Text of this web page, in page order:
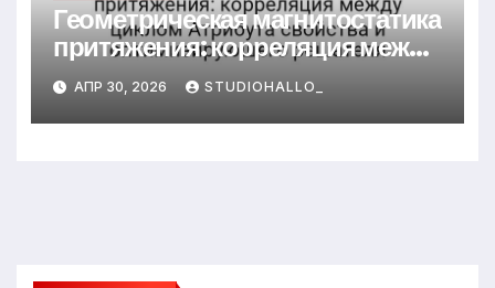
Геометрическая магнитостатика
притяжения: корреляция между
циклом Атрибута свойства и
оптимизирующего решателя
АПР 30, 2026 STUDIOHALLO_